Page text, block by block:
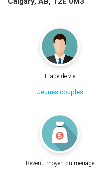
Étape de vie
Jeunes couples
Revenu moyen du ménage